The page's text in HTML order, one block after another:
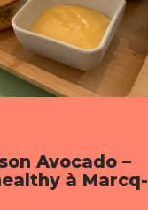
Avocado –
à Marcq-